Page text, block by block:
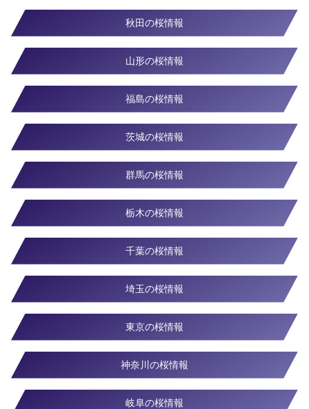
秋田の桜情報
山形の桜情報
福島の桜情報
茨城の桜情報
群馬の桜情報
栃木の桜情報
千葉の桜情報
埼玉の桜情報
東京の桜情報
神奈川の桜情報
岐阜の桜情報